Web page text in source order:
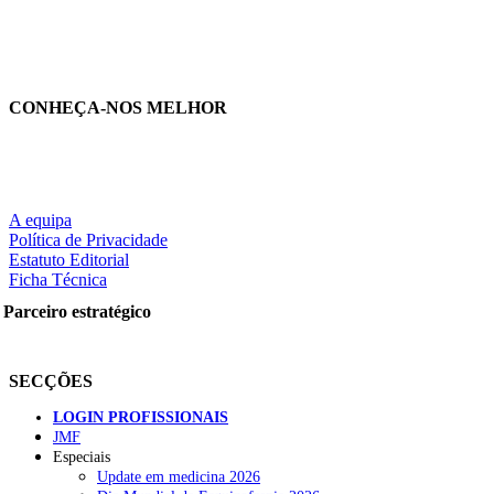
nas redes sociais:
CONHEÇA-NOS MELHOR
A equipa
Política de Privacidade
Estatuto Editorial
Ficha Técnica
Parceiro estratégico
SECÇÕES
LOGIN PROFISSIONAIS
JMF
Especiais
Update em medicina 2026